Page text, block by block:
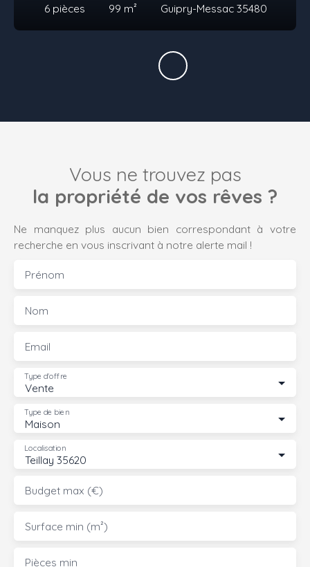
6 pièces 99 m² Guipry-Messac 35480
Vous ne trouvez pas
la propriété de vos rêves ?
Ne manquez plus aucun bien correspondant à votre
recherche en vous inscrivant à notre alerte mail !
Prénom
Nom
Email
Vente
Type d'offre
Maison
Type de bien
Teillay 35620
Localisation
Budget max (€)
Surface min (m²)
Pièces min